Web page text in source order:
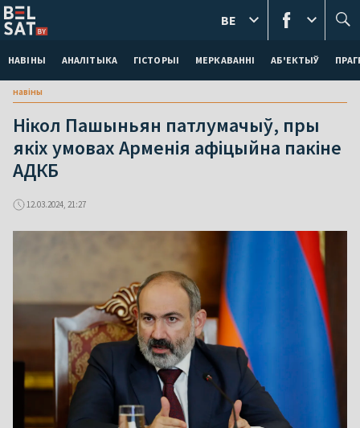
НАВІНЫ АНАЛІТЫКА ГІСТОРЫІ МЕРКАВАННI АБ'ЕКТЫЎ
BE
навіны
Нікол Пашыньян патлумачыў, пры
якіх умовах Арменія афіцыйна пакіне
АДКБ
12.03.2024, 21:27